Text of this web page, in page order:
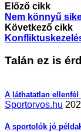
Előző cikk
Nem könnyű
Következő cikk
Talán ez is
A láthatatlan
Sportorvos.hu
A sportolók jó